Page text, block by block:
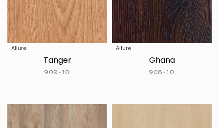
Allure
Tanger
909-10
Allure
Ghana
908-10